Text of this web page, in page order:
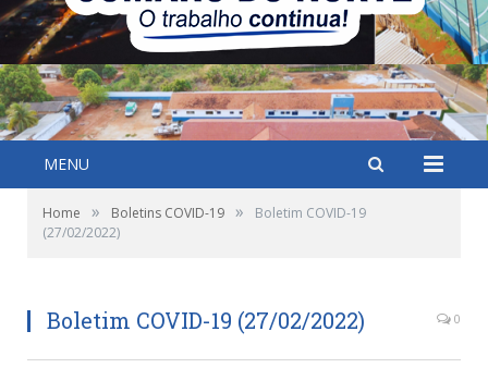
MENU
Home » Boletins COVID-19 »
Boletim COVID-19
(27/02/2022)
Boletim COVID-19 (27/02/2022) 0